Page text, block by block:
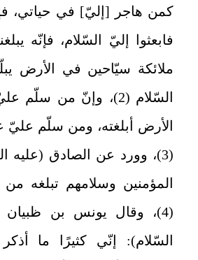
كمن هاجر [إليّ‏] في حياتي،
ملائكة سيّاحين في الأرض
السّلام‏ (2)، وإنّ من
الأرض أبلغته، ومن سلّم عليّ
(3)، وورد عن الصادق (عليه
المؤمنين وسلامهم تبلغه من
(4)، وقال يونس بن
السّلام): إنّي كثيرًا ما